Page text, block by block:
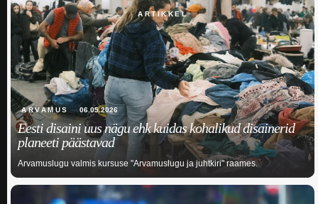
ARTIKKEL
ARVAMUS 06.05.2026
Eesti disaini uus nägu ehk kuidas kohalikud disainerid
planeeti päästavad
Arvamuslugu valmis kursuse "Arvamuslugu ja juhtkiri" raames.